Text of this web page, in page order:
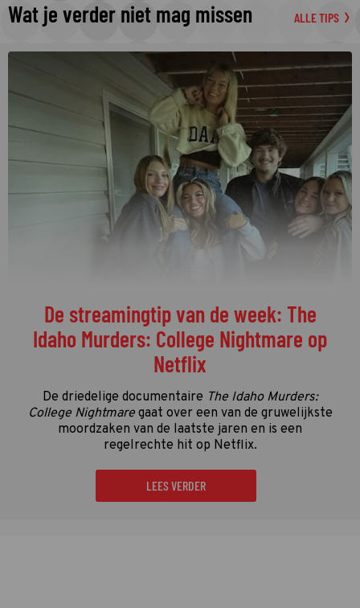
Wat je verder niet mag missen ALLE TIPS
De streamingtip van de week: The
Idaho Murders: College Nightmare op
Netflix
De driedelige documentaire The Idaho Murders:
College Nightmaregaat over een van de gruwelijkste
moordzaken van de laatste jaren en is een
regelrechte hit op Netflix.
LEES VERDER